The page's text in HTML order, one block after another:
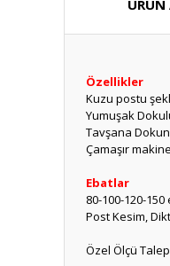
ÜRÜN
Özellikler
Kuzu postu
Yumuşak
Tavşana
Çamaşır
Ebatlar
80-100-120-
Post Kesim,
Özel Ölçü